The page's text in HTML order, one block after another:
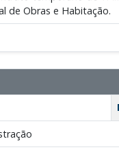
de Obras e Habitação.